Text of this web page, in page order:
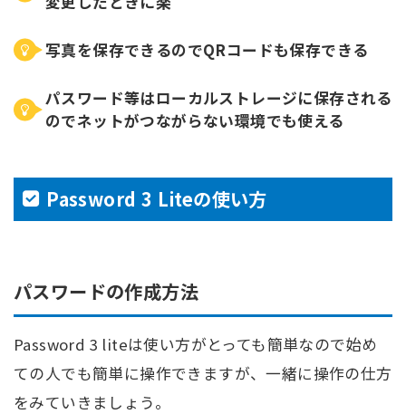
写真を保存できるのでQRコードも保存できる
パスワード等はローカルストレージに保存される
のでネットがつながらない環境でも使える
Password 3 Liteの使い方
パスワードの作成方法
Password 3 liteは使い方がとっても簡単なので始め
ての人でも簡単に操作できますが、一緒に操作の仕方
をみていきましょう。